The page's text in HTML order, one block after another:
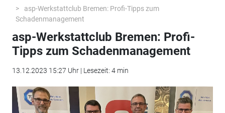
asp-Werkstattclub Bremen: Profi-Tipps zum
Schadenmanagement
asp-Werkstattclub Bremen: Profi-
Tipps zum Schadenmanagement
13.12.2023 15:27 Uhr | Lesezeit: 4 min